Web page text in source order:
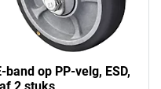
band op PP-velg, ESD,